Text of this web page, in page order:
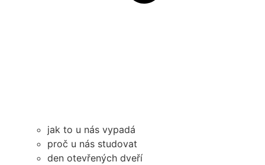
jak to u nás vypadá
proč u nás studovat
den otevřených dveří